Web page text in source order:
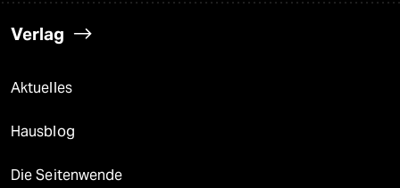
Verlag
Aktuelles
Hausblog
Die Seitenwende